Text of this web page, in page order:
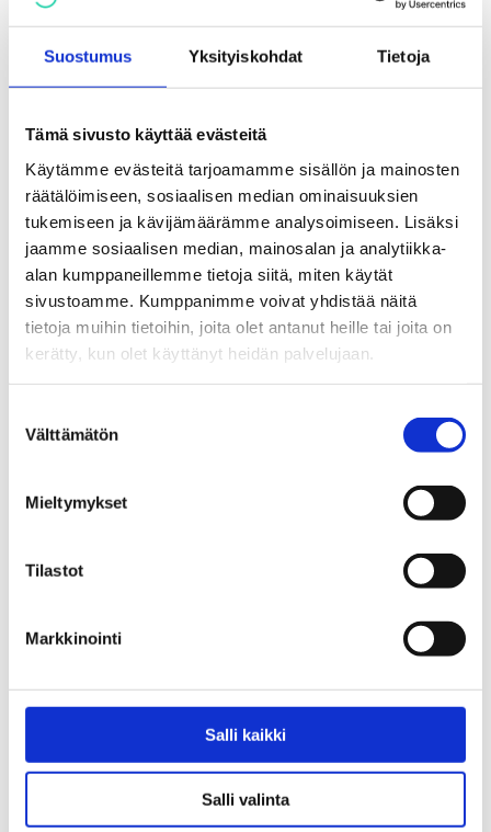
Suostumus Yksityiskohdat Tietoja
Tämä sivusto käyttää evästeitä
Käytämme evästeitä tarjoamamme sisällön ja mainosten
räätälöimiseen, sosiaalisen median ominaisuuksien
tukemiseen ja kävijämäärämme analysoimiseen. Lisäksi
jaamme sosiaalisen median, mainosalan ja analytiikka-
alan kumppaneillemme tietoja siitä, miten käytät
sivustoamme. Kumppanimme voivat yhdistää näitä
tietoja muihin tietoihin, joita olet antanut heille tai joita on
kerätty, kun olet käyttänyt heidän palvelujaan.
valinta
Välttämätön
Mieltymykset
Tilastot
Markkinointi
Salli kaikki
Salli valinta
Saatat myös pitää...
ohjeistus
Totta vai tarua -Digipeliväittämät
Bueno-opetusmateriaali: Nikotiini
Pelikasvattajan käsikirja 2